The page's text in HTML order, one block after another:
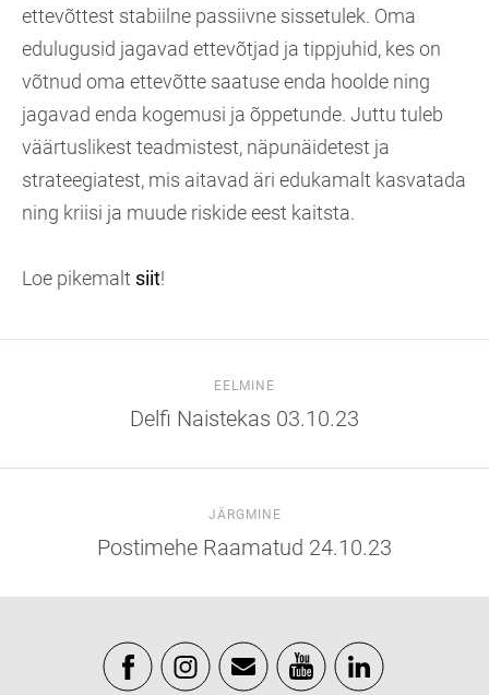
ettevõttest stabiilne passiivne sissetulek. Oma
edulugusid jagavad ettevõtjad ja tippjuhid, kes on
võtnud oma ettevõtte saatuse enda hoolde ning
jagavad enda kogemusi ja õppetunde. Juttu tuleb
väärtuslikest teadmistest, näpunäidetest ja
strateegiatest, mis aitavad äri edukamalt kasvatada
ning kriisi ja muude riskide eest kaitsta.
Loe pikemalt siit!
EELMINE
Delfi Naistekas 03.10.23
JÄRGMINE
Postimehe Raamatud 24.10.23